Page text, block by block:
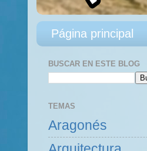
Página principal
BUSCAR EN ESTE BLOG
TEMAS
Aragonés